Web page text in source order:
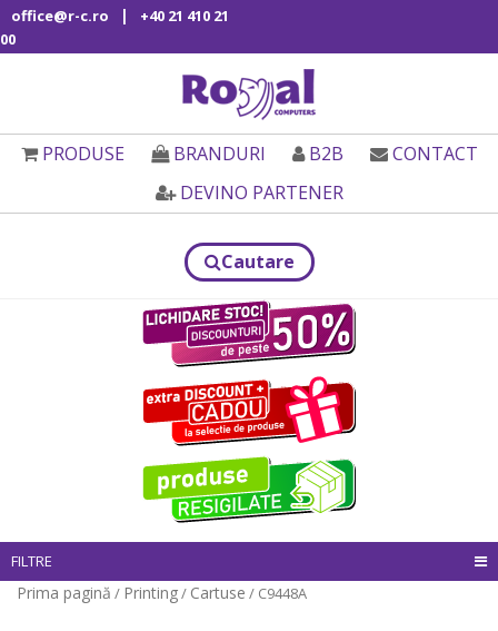
office@r-c.ro |
+40 21 410 21
00
PRODUSE BRANDURI B2B
CONTACT
DEVINO PARTENER
Cautare
FILTRE
Prima pagină / Printing/ Cartuse / C9448A